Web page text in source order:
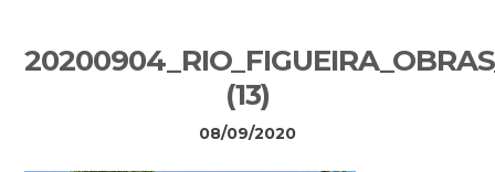
(13)
08/09/2020
Sidebar